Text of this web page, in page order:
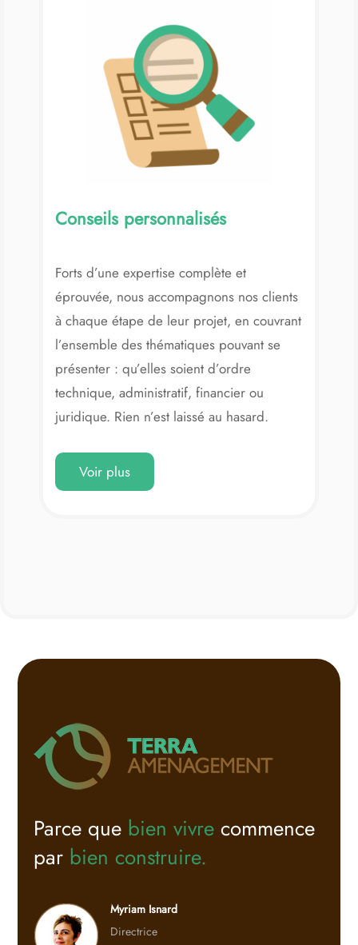
Conseils personnalisés
Forts d’une expertise complète et
éprouvée, nous accompagnons nos clients
à chaque étape de leur projet, en couvrant
l’ensemble des thématiques pouvant se
présenter : qu’elles soient d’ordre
technique, administratif, financier ou
juridique. Rien n’est laissé au hasard.
Chaque situation est analysée avec
précision pour apporter une réponse
adaptée, fiable et durable. Grâce à un
chaque point d’incertitude.
ou les enjeux identifiés, nous savons
trouver les solutions appropriées, avec
réactivité et efficacité. Notre objectif :
démarches et vous permettre d’avancer
sereinement.
Voir plus
Parce que bien vivrecommence
par bien construire.
Myriam Isnard
Directrice